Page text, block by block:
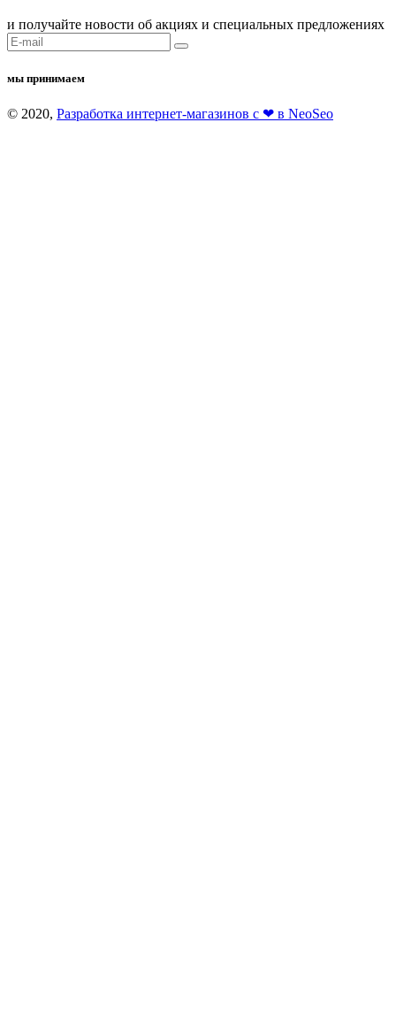
и получайте новости об акциях и специальных предложениях
мы принимаем
© 2020, Разработка интернет-магазинов с ❤ в NeoSeo